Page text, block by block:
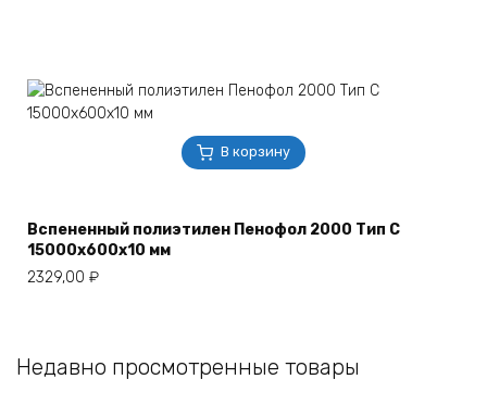
В корзину
Вспененный полиэтилен Пенофол 2000 Тип С
15000х600х10 мм
2329,00 ₽
Недавно просмотренные товары